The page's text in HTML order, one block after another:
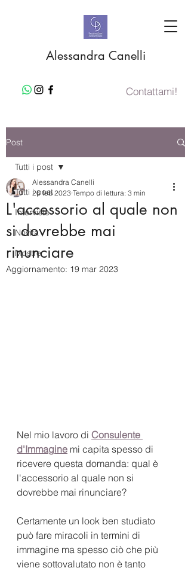
Alessandra Canelli
Contattami!
Post
Tutti i post
Interviste
Novità
Mostre
Tutti i post
L'accessorio al quale non
si dovrebbe mai
rinunciare
Alessandra Canelli
26 feb 2023 Tempo di lettura: 3 min
Aggiornamento: 19 mar 2023
Nel mio lavoro di Consulente
d'Immagine mi capita spesso di
ricevere questa domanda: qual è
l'accessorio al quale non si
dovrebbe mai rinunciare?
Certamente un look ben studiato
può fare miracoli in termini di
immagine ma spesso ciò che più
viene sottovalutato non è tanto